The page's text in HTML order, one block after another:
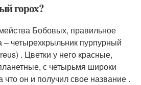
горох?
Бобовых, правильное
– четырехкрыльник пурпурный
. Цветки у него красные,
с четырьмя широки
он и получил свое название .